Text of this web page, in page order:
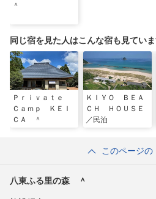
＾
同じ宿を見た人はこんな宿も見てい
Ｐｒｉｖａｔｅ
Ｃａｍｐ ＫＥＩ
ＣＡ ＾
ＫＩＹＯ ＢＥＡ
ＣＨ ＨＯＵＳＥ
／民泊
このページの
八東ふる里の森 ＾